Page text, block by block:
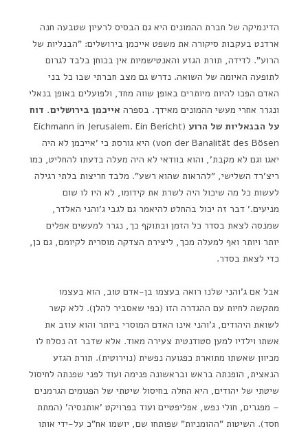
הדינמיקה של חברת ההמונים היא גם הבסיס לרעיון שטבעה חנה
ארדנט בעקבות סיקורה את משפט אייכמן בירושלים: "הבנליות של
הרוע". לדידה, תורת הגזע והאנטישמיות אין בכוחן בלבד לגרום
לתופעה האיומה של השואה. נדרש גם מצב חברתי שבו כל בני
האדם הפכו להיות מיותרים באופן שווה מחד, ולפועלים באופן בנאלי
ונגרר אחרי מעשי ההמונים מאידך. בספרה אייכמן בירושלים. דוח
על הבנאליות של הרוע (Eichmann in Jerusalem. Ein Bericht
von der Banalität des Bösen) היא גורסת כי 'אייכמן לא היה
יאגו וגם לא מקבת', והוא בוודאי לא היה מעלה בדעתו להחליט, כמו
ריצ'רד השלישי, "להראות שהוא רשע". מלבד חריצות בלתי רגילה
לעשות כל מה שיכול היה לשרת את קידומו, לא היו לו שום
מניעים.' דבר זה יכול בהחלט להיאמר גם לגבי ג'והני האלדר,
שמנסה לצאת בסדר כל הזמן ובתוקף כך, נגרר למעשים אפלים
יותר ויותר ואף למעלה מכך, ליצירת הצדקה מוסרית לקיומם, גם כן,
כדי לצאת בסדר.
אבל אם ג'והני שלנו רואה בעצמו בן-אדם טוב, הוא בעצמו
מתקשה לחיות עם ההגדרה הזו (כפי שאסביר להלן). ללא קשר
לשואת היהודים, ג'והני אינו האדם המוסרי ביותר והוא עוזב את
אשתו וילדיו למען סטודנטית צעירה מאוד. אלא שדבר זה נסלח לו
מכיוון שאשתו מתוארת כפגועה נפשית (נוירוטית). תורת הגזע
הנאצית, הופנתה בראש ובראשונה פנימה ועוד לפני שפנתה לחיסול
שיטתי של יהודים, היא החלה בחיסול שיטתי של הפגומים הגרמנים
– מפגרים, חולי נפש, אפליפטיים ועוד בפרויקט 'אותנסיה' (המתת
חסד). השיטות "ההומניות" שפותחו שם, יושמו אח"כ על-ידי אותו